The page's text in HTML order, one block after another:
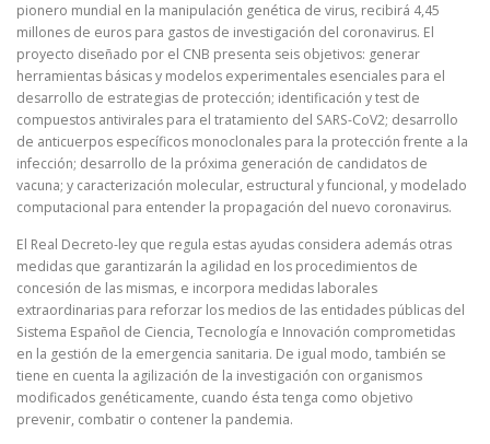
pionero mundial en la manipulación genética de virus, recibirá 4,45
millones de euros para gastos de investigación del coronavirus. El
proyecto diseñado por el CNB presenta seis objetivos: generar
herramientas básicas y modelos experimentales esenciales para el
desarrollo de estrategias de protección; identificación y test de
compuestos antivirales para el tratamiento del SARS-CoV2; desarrollo
de anticuerpos específicos monoclonales para la protección frente a la
infección; desarrollo de la próxima generación de candidatos de
vacuna; y caracterización molecular, estructural y funcional, y modelado
computacional para entender la propagación del nuevo coronavirus.
El Real Decreto-ley que regula estas ayudas considera además otras
medidas que garantizarán la agilidad en los procedimientos de
concesión de las mismas, e incorpora medidas laborales
extraordinarias para reforzar los medios de las entidades públicas del
Sistema Español de Ciencia, Tecnología e Innovación comprometidas
en la gestión de la emergencia sanitaria. De igual modo, también se
tiene en cuenta la agilización de la investigación con organismos
modificados genéticamente, cuando ésta tenga como objetivo
prevenir, combatir o contener la pandemia.